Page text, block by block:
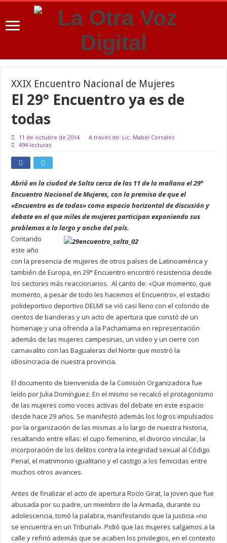
XXIX Encuentro Nacional de Mujeres
El 29° Encuentro ya es de
todas
11 de octubre de 2014
A través de: Lic. Mabel Corrales
494 lecturas
Abrió en la ciudad de Salta cerca de las 11 de la mañana el 29°
Encuentro Nacional de Mujeres, con la premisa de que el
«Encuentro es de todas» como espacio horizontal de discusión y
debate en el que miles de mujeres participan exponiendo sus
problemas a lo largo y ancho del país.
Contando
este año
con la presencia de mujeres de otros países de Latinoamérica y
también de Europa, en 29° Encuentro encontró resistencia desde
los sectores más reaccionarios. Al canto de: «Que momento, que
momento, a pesar de todo les hacemos el Encuentro», el estadio
polideportivo deportivo DELMI se vió casi lleno con el colorido de
cientos de banderas y un acto de apertura que constó de un
homenaje y una ofrenda a la Pachamama en representación
además de las mujeres campesinas, un video y un cierre con
carnavalito con las Bagualeras del Norte que mostró la
idiosincracia de nuestra provincia.
El documento de bienvenida de la Comisión Organizadora fue
leído por Julia Domínguez. En el mismo se recalcó el protagonismo
de las mujeres como voces activas del debate en este espacio
desde hace 29 años. Se manifestó además los logros impulsados
por la organización de las mismas a lo largo de nuestra historia,
resaltando entre ellas: el cupo femenino, el divorcio vincular, la
incorporación de los delitos contra la integridad sexual al Código
Penal, el matrimonio igualitario y el castigo a los femicidas entre
muchos otros avances.
Antes de finalizar el acto de apertura Rocío Girat, la joven que fue
abusada por su padre, un miembro de la Armada, durante su
adolescencia, tomó la palabra, manifestando que la justicia «no
se encuentra en un Tribunal». Pidió que las mujeres salgamos a la
calle y refirió además que se acaben los privilegios, en el contexto